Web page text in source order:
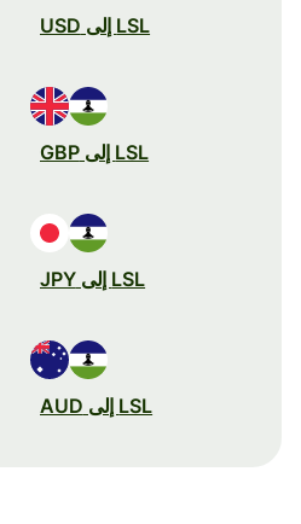
LSL إلى USD
LSL إلى GBP
LSL إلى JPY
LSL إلى AUD